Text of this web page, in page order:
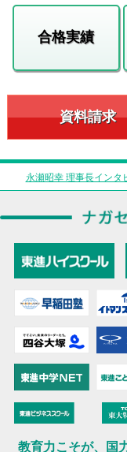
合格実績
資料請求
永瀬昭幸 理事長インタ
教育力こそが、国